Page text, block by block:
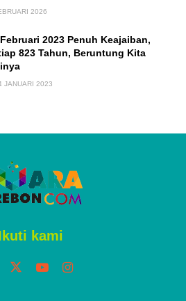
2026
2023 Penuh Keajaiban,
823 Tahun, Beruntung Kita
JANUARI 2023
kami